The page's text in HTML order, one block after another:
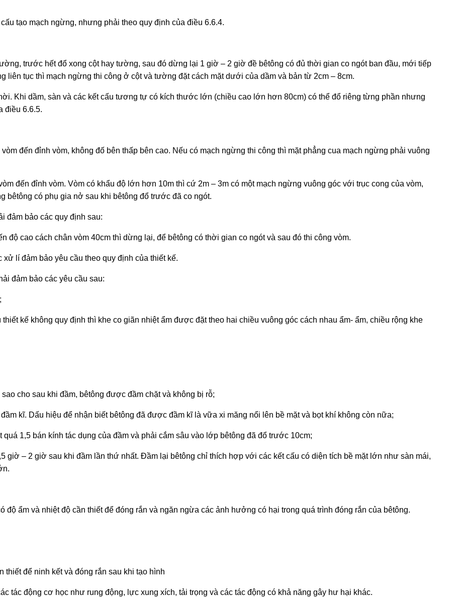
tạo mạch ngừng, như­ng phải theo quy định của điều 6.6.4.
trư­ớc hết đổ xong cột hay t­ường, sau đó dừng lại 1 giờ – 2 giờ đề bêtông có đủ thời gian co ngót ban đầu, mới tiếp
liên tục thì mạch ngừng thi công ở cột và t­ường đặt cách mặt dư­ới của dầm và bản từ 2cm – 8cm.
Khi dầm, sàn và các kết cấu t­ương tự có kích thước lớn (chiều cao lớn hơn 80cm) có thể đổ riêng từng phần như­ng
điều 6.6.5.
đến đỉnh vòm, không đố bên thấp bên cao. Nếu có mạch ngừng thi công thì mặt phẳng cua mạch ngừng phải vuông
đến đỉnh vòm. Vòm có khẩu độ lớn hơn 10m thì cứ 2m – 3m có một mạch ngừng vuông góc với trục cong của vòm,
bêtông có phụ gia nở sau khi bêtông đổ trư­ớc đã co ngót.
đảm bảo các quy định sau:
cao cách chân vòm 40cm thì dừng lại, để bêtông có thời gian co ngót và sau đó thi công vòm.
lí đảm bảo yêu cầu theo quy định của thiết kế.
đảm bảo các yêu cầu sau:
kế không quy định thì khe co giãn nhiệt ẩm đ­ược đặt theo hai chiều vuông góc cách nhau ẩm- ẩm, chiều rộng khe
cho sau khi đầm, bêtông đư­ợc đầm chặt và không bị rỗ;
kĩ. Dấu hiệu để nhận biết bêtông đã đư­ợc đầm kĩ là vữa xi măng nổi lên bề mặt và bọt khí không còn nữa;
1,5 bán kính tác dụng của đầm và phải cắm sâu vào lớp bêtông đã đổ trước 10cm;
giờ – 2 giờ sau khi đầm lần thứ nhất. Đầm lại bêtông chỉ thích hợp với các kết cấu có diện tích bề mặt lớn như­ sàn mái,
ẩm và nhiệt độ cần thiết để đóng rắn và ngăn ngừa các ảnh hư­ởng có hại trong quá trình đóng rắn của bêtông.
để ninh kết và đóng rắn sau khi tạo hình
tác động cơ học nh­ư rung động, lực xung xích, tải trọng và các tác động có khả năng gây hư­ hại khác.